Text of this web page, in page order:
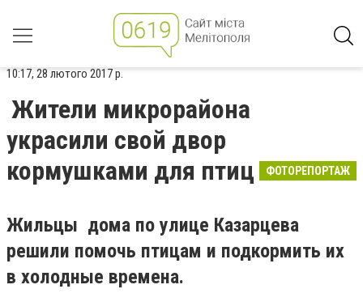
10:17, 28 лютого 2017 р.
Жители микрорайона
украсили свой двор
кормушками для птиц
ФОТОРЕПОРТАЖ
Жильцы дома по улице Казарцева
решили помочь птицам и подкормить их
в холодные времена.